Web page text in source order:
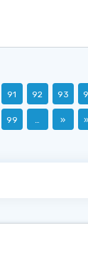
91 92 93
99 … »